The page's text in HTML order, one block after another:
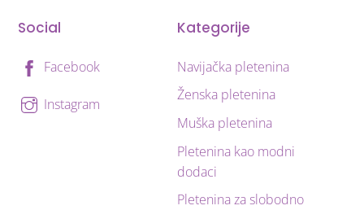
Social
Facebook
Instagram
Kategorije
Navijačka pletenina
Ženska pletenina
Muška pletenina
Pletenina kao modni
dodaci
Pletenina za slobodno